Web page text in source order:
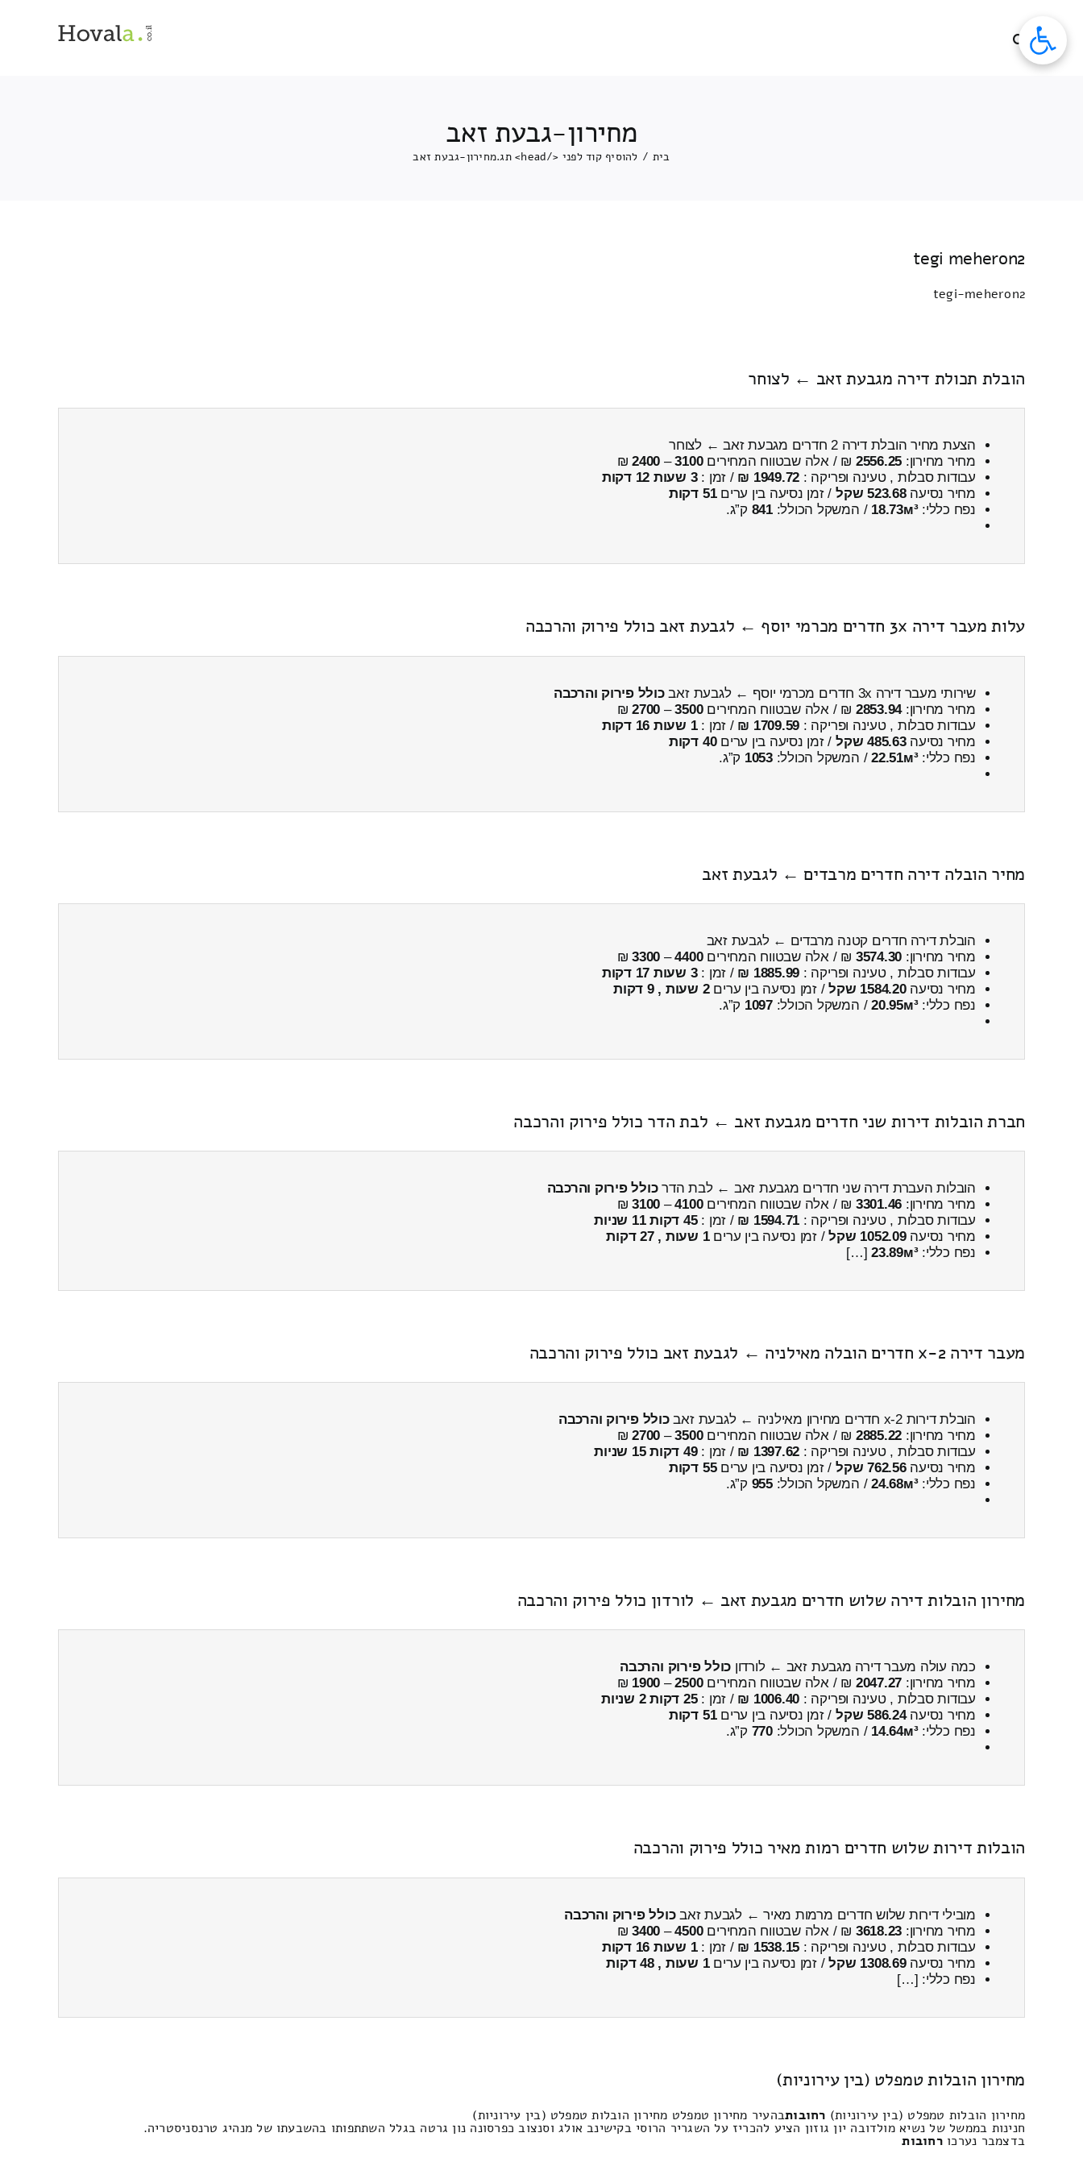
מחירון-גבעת זאב
בית / להוסיף קוד לפני </head> תג. מחירון-גבעת זאב
tegi meheron2
tegi-meheron2
הובלת תכולת דירה מגבעת זאב ← לצוחר
הצעת מחיר הובלת דירה 2 חדרים מגבעת זאב ← לצוחר
מחיר מחירון: 2556.25 ₪ / אלה שבטווח המחירים3100
–
2400
₪
עבודות סבלות , טעינה ופריקה : 1949.72 ₪ / זמן :3 שעות 12 דקות
מחיר נסיעה523.68 שקל / זמן נסיעה בין ערים51 דקות
נפח כללי:18.73м³ / המשקל הכולל:841 ק”ג.
עלות מעבר דירה 3x חדרים מכרמי יוסף ← לגבעת זאב כולל פירוק והרכבה
שירותי מעבר דירה 3x חדרים מכרמי יוסף ← לגבעת זאב
כולל פירוק והרכבה
מחיר מחירון:2853.94 ₪ / אלה שבטווח המחירים3500
–
2700
₪
עבודות סבלות , טעינה ופריקה : 1709.59 ₪ / זמן :1 שעות 16 דקות
מחיר נסיעה485.63 שקל / זמן נסיעה בין ערים40 דקות
נפח כללי:22.51м³/ המשקל הכולל:1053 ק”ג.
מחיר הובלה דירה חדרים מרבדים ← לגבעת זאב
הובלת דירה חדרים קטנה מרבדים ← לגבעת זאב
מחיר מחירון: 3574.30 ₪ / אלה שבטווח המחירים4400
–
3300
₪
עבודות סבלות , טעינה ופריקה : 1885.99 ₪ / זמן :3 שעות 17 דקות
מחיר נסיעה1584.20 שקל / זמן נסיעה בין ערים2 שעות , 9 דקות
נפח כללי:20.95м³/ המשקל הכולל:1097 ק”ג.
חברת הובלות דירות שני חדרים מגבעת זאב ← לבת הדר כולל פירוק והרכבה
הובלות העברת דירה שני חדרים מגבעת זאב ← לבת הדרכולל פירוק והרכבה
מחיר מחירון: 3301.46 ₪ / אלה שבטווח המחירים4100
–
3100
₪
עבודות סבלות , טעינה ופריקה : 1594.71 ₪ / זמן :45 דקות 11 שניות
מחיר נסיעה1052.09 שקל / זמן נסיעה בין ערים1 שעות , 27 דקות
נפח כללי:23.89м³
[…]
מעבר דירה 2-x חדרים הובלה מאילניה ← לגבעת זאב כולל פירוק והרכבה
הובלת דירות 2-x חדרים מחירון מאילניה ← לגבעת זאב
כולל פירוק והרכבה
מחיר מחירון: 2885.22 ₪ / אלה שבטווח המחירים3500
–
2700
₪
עבודות סבלות , טעינה ופריקה : 1397.62 ₪ / זמן :49 דקות 15 שניות
מחיר נסיעה762.56 שקל / זמן נסיעה בין ערים55 דקות
נפח כללי:24.68м³/ המשקל הכולל:955 ק”ג.
מחירון הובלות דירה שלוש חדרים מגבעת זאב ← לורדון כולל פירוק והרכבה
כמה עולה מעבר דירה מגבעת זאב ← לורדון כולל פירוק והרכבה
מחיר מחירון: 2047.27 ₪ / אלה שבטווח המחירים2500
–
1900
₪
עבודות סבלות , טעינה ופריקה : 1006.40 ₪ / זמן :25 דקות 2 שניות
מחיר נסיעה586.24 שקל / זמן נסיעה בין ערים51 דקות
נפח כללי:14.64м³ / המשקל הכולל:770 ק”ג.
הובלות דירות שלוש חדרים רמות מאיר כולל פירוק והרכבה
מובילי דירות שלוש חדרים מרמות מאיר ← לגבעת זאבכולל פירוק והרכבה
מחיר מחירון: 3618.23 ₪ / אלה שבטווח המחירים4500
–
3400
₪
עבודות סבלות , טעינה ופריקה : 1538.15 ₪ / זמן :1 שעות 16 דקות
מחיר נסיעה1308.69 שקל / זמן נסיעה בין ערים1 שעות , 48 דקות
נפח כללי: […]
מחירון הובלות טמפלט (בין עירוניות)
מחירון הובלות טמפלט (בין עירוניות) רחובותבהעיר מחירון טמפלט מחירון הובלות טמפלט (בין עירוניות)
חנינות בממשל של נשיא מולדובה יון גוזון הציע להכריז על השגריר הרוסי בקישינב אולג וסנצוב כפרסונה נון גרטה בגלל השתתפותו בהשבעתו של מנהיג טרנסניסטריה.
בדצמבר נערכורחובות